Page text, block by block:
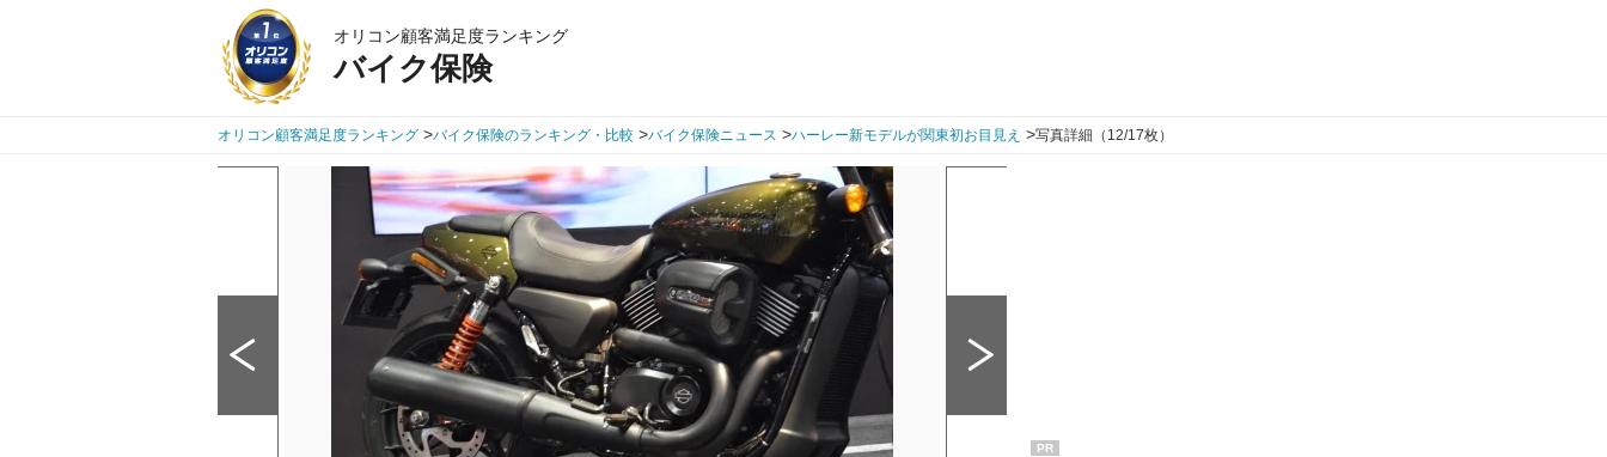
オリコン顧客満足度ランキング
バイク保険
オリコン顧客満足度ランキング >バイク保険のランキング・比較 >バイク保険ニュース >ハーレー新モデルが関東初お目見え >写真詳細（12/17枚）
PR